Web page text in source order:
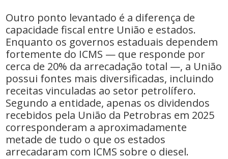
Outro ponto levantado é a diferença de
capacidade fiscal entre União e estados.
Enquanto os governos estaduais dependem
fortemente do ICMS — que responde por
cerca de 20% da arrecadação total —, a União
possui fontes mais diversificadas, incluindo
receitas vinculadas ao setor petrolífero.
Segundo a entidade, apenas os dividendos
recebidos pela União da Petrobras em 2025
corresponderam a aproximadamente
metade de tudo o que os estados
arrecadaram com ICMS sobre o diesel.